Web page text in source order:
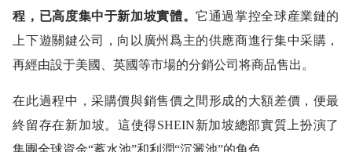
程，已高度集中于新加坡實體。它通過掌控全球産業鏈的
上下遊關鍵公司，向以廣州爲主的供應商進行集中采購，
再經由設于美國、英國等市場的分銷公司将商品售出。
在此過程中，采購價與銷售價之間形成的大額差價，便最
終留存在新加坡。這使得SHEIN新加坡總部實質上扮演了